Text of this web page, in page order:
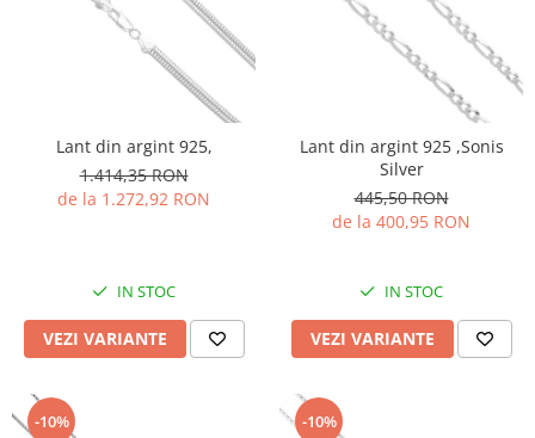
Lant din argint 925,
1.414,35 RON
de la 1.272,92 RON
IN STOC
VEZI VARIANTE
Lant din argint 925 ,Sonis
Silver
445,50 RON
de la 400,95 RON
IN STOC
VEZI VARIANTE
-10% -10%